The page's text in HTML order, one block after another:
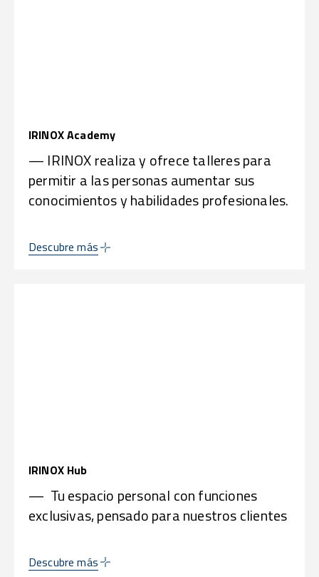
IRINOX Academy
— IRINOX realiza y ofrece talleres para
permitir a las personas aumentar sus
conocimientos y habilidades profesionales.
Descubre más
IRINOX Hub
— Tu espacio personal con funciones
exclusivas, pensado para nuestros clientes
Descubre más